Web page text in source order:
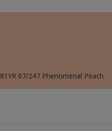
81YR 67/247 Phenomenal Peach